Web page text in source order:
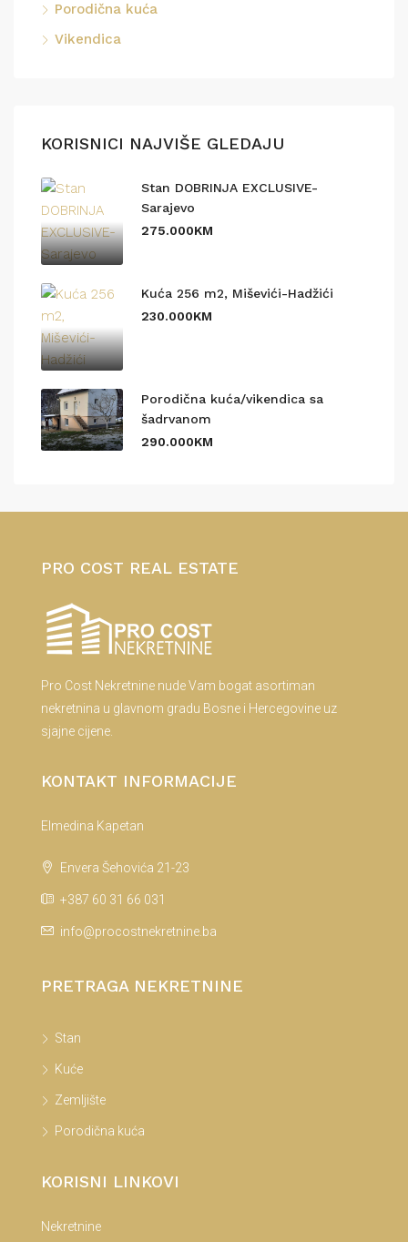
Porodična kuća
Vikendica
KORISNICI NAJVIŠE GLEDAJU
Stan DOBRINJA EXCLUSIVE-
Sarajevo
275.000KM
Kuća 256 m2, Miševići-Hadžići
230.000KM
Porodična kuća/vikendica sa
šadrvanom
290.000KM
PRO COST REAL ESTATE
Pro Cost Nekretnine nude Vam bogat asortiman
nekretnina u glavnom gradu Bosne i Hercegovine uz
sjajne cijene.
KONTAKT INFORMACIJE
Elmedina Kapetan
Envera Šehovića 21-23
+387 60 31 66 031
info@procostnekretnine.ba
PRETRAGA NEKRETNINE
Stan
Kuće
Zemljište
Porodična kuća
KORISNI LINKOVI
Nekretnine